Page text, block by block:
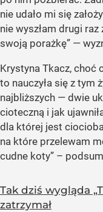
nie udało mi się
nie wyszłam drugi raz
swoją porażkę” —
Krystyna Tkacz, choć
to nauczyła się z tym
najbliższych — dwie
cioteczną i jak
dla której jest
na które przelewam
cudne koty” –
Tak dziś wygląda
zatrzymał